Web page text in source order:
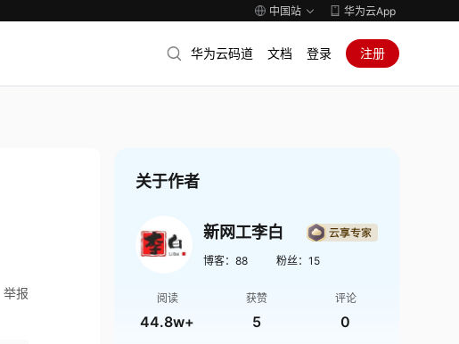
中国站 华为云App
华为云码道 文档 登录 注册
举报
关于作者
新网工李白
博客： 88 粉丝： 15
阅读
44.8w+
获赞
5
评论
0